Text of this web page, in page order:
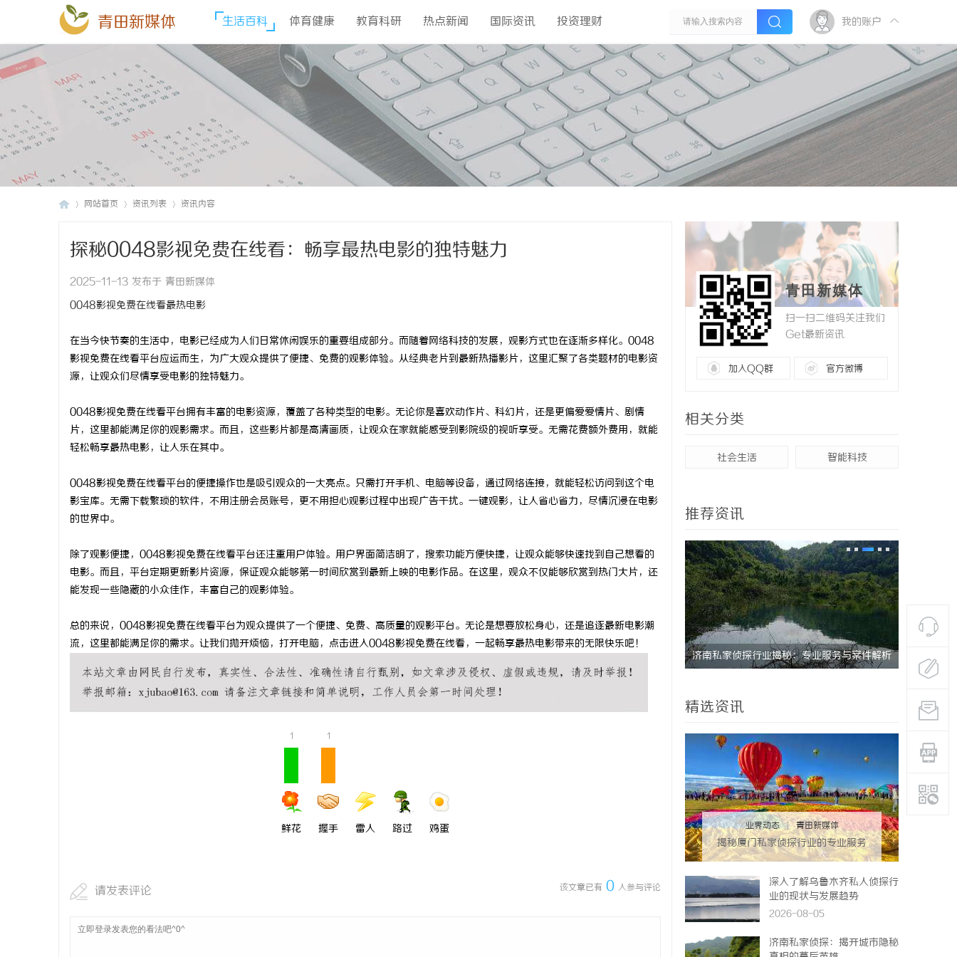
青田新媒体 生活百科 体育健康 教育科研 热点新闻 国际资讯 投资理财 我的账户
网站首页 资讯列表 资讯内容
探秘0048影视免费在线看：畅享最热电影的独特魅力
2025-11-13 发布于 青田新媒体
0048影视免费在线看最热电影
在当今快节奏的生活中，电影已经成为人们日常休闲娱乐的重要组成部分。而随着网络科技的发展，观影方式也在逐渐多样化。0048
影视免费在线看平台应运而生，为广大观众提供了便捷、免费的观影体验。从经典老片到最新热播影片，这里汇聚了各类题材的电影资
源，让观众们尽情享受电影的独特魅力。
0048影视免费在线看平台拥有丰富的电影资源，覆盖了各种类型的电影。无论你是喜欢动作片、科幻片，还是更偏爱爱情片、剧情
片，这里都能满足你的观影需求。而且，这些影片都是高清画质，让观众在家就能感受到影院级的视听享受。无需花费额外费用，就能
轻松畅享最热电影，让人乐在其中。
0048影视免费在线看平台的便捷操作也是吸引观众的一大亮点。只需打开手机、电脑等设备，通过网络连接，就能轻松访问到这个电
影宝库。无需下载繁琐的软件，不用注册会员账号，更不用担心观影过程中出现广告干扰。一键观影，让人省心省力，尽情沉浸在电影
的世界中。
除了观影便捷，0048影视免费在线看平台还注重用户体验。用户界面简洁明了，搜索功能方便快捷，让观众能够快速找到自己想看的
电影。而且，平台定期更新影片资源，保证观众能够第一时间欣赏到最新上映的电影作品。在这里，观众不仅能够欣赏到热门大片，还
能发现一些隐藏的小众佳作，丰富自己的观影体验。
总的来说，0048影视免费在线看平台为观众提供了一个便捷、免费、高质量的观影平台。无论是想要放松身心，还是追逐最新电影潮
流，这里都能满足你的需求。让我们抛开烦恼，打开电脑，点击进入0048影视免费在线看，一起畅享最热电影带来的无限快乐吧！
1
鲜花
1
握手 雷人 路过 鸡蛋
该文章已有 0 人参与评论
请发表评论
青田新媒体
扫一扫二维码关注我们
Get最新资讯
加入QQ群 官方微博
相关分类
社会生活 智能科技
推荐资讯
机器狗双光谱成像：双光谱融合感知，筑牢工
矿机器狗全域巡检识别能力
出海必看：知识产权律师是你避开跨境雷区的
安全垫
济南私家侦探行业揭秘：专业服务与案件解析 商标转让
付款
精选资讯
业界动态 | 青田新媒体
揭秘厦门私家侦探行业的专业服务
与发展趋势
深入了解乌鲁木齐私人侦探行
业的现状与发展趋势
2026-08-05
济南私家侦探：揭开城市隐秘